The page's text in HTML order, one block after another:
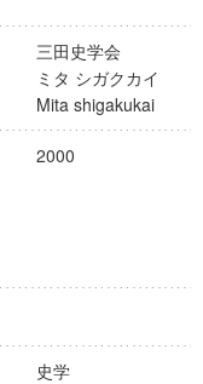
三田史学会
ミタ シガクカイ
Mita shigakukai
2000
史学